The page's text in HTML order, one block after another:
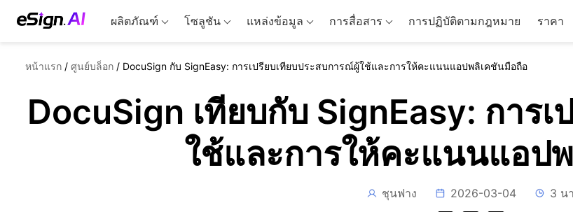
ผลิตภัณฑ์ โซลูชัน แหล่งข้อมูล การสื่อสาร การปฏิบัติตามกฎหมาย ราคา
หน้าแรก / ศูนย์บล็อก / DocuSign กับ SignEasy: การเปรียบเทียบประสบการณ์ผู้ใช้และการให้คะแนนแอปพลิเคชันมือถือ
DocuSign เทียบกับ SignEasy: การ
ใช้และการให้คะแนนแอป
ชุนฟาง 2026-03-04 3 น